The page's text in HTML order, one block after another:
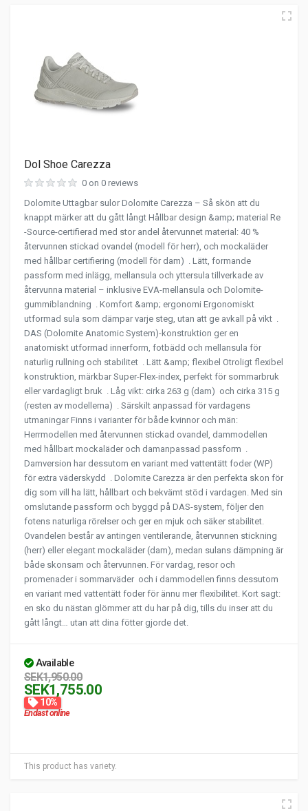
This product has variety.
Dol Shoe Carezza
0 on 0 reviews
Dolomite Uttagbar sulor Dolomite Carezza – Så skön att du
knappt märker att du gått långt Hållbar design &amp; material Re
-Source-certifierad med stor andel återvunnet material: 40 %
återvunnen stickad ovandel (modell för herr), och mockaläder
med hållbar certifiering (modell för dam) . Lätt, formande
passform med inlägg, mellansula och yttersula tillverkade av
återvunna material – inklusive EVA-mellansula och Dolomite-
gummiblandning . Komfort &amp; ergonomi Ergonomiskt
utformad sula som dämpar varje steg, utan att ge avkall på vikt .
DAS (Dolomite Anatomic System)-konstruktion ger en
anatomiskt utformad innerform, fotbädd och mellansula för
naturlig rullning och stabilitet . Lätt &amp; flexibel Otroligt flexibel
konstruktion, märkbar Super-Flex-index, perfekt för sommarbruk
eller vardagligt bruk . Låg vikt: cirka 263 g (dam) och cirka 315 g
(resten av modellerna) . Särskilt anpassad för vardagens
utmaningar Finns i varianter för både kvinnor och män:
Herrmodellen med återvunnen stickad ovandel, dammodellen
med hållbart mockaläder och damanpassad passform .
Damversion har dessutom en variant med vattentätt foder (WP)
för extra väderskydd . Dolomite Carezza är den perfekta skon för
dig som vill ha lätt, hållbart och bekvämt stöd i vardagen. Med sin
omslutande passform och byggd på DAS-system, följer den
fotens naturliga rörelser och ger en mjuk och säker stabilitet.
Ovandelen består av antingen ventilerande, återvunnen stickning
(herr) eller elegant mockaläder (dam), medan sulans dämpning är
både skonsam och återvunnen. För vardag, resor och
promenader i sommarväder och i dammodellen finns dessutom
en variant med vattentätt foder för ännu mer flexibilitet. Kort sagt:
en sko du nästan glömmer att du har på dig, tills du inser att du
gått långt… utan att dina fötter gjorde det.
Available
SEK1,950.00
SEK1,755.00
10%
Endast online